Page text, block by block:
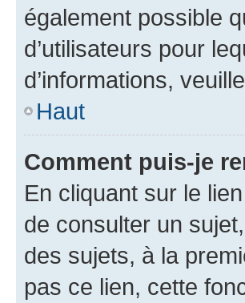
également possible
d’utilisateurs pour
d’informations,
Haut
Comment puis-je
En cliquant sur le
de consulter un
des sujets, à la
pas ce lien, cette